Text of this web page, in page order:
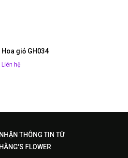
Hoa giỏ GH034
Liên hệ
NHẬN THÔNG TIN TỪ
HẰNG'S FLOWER